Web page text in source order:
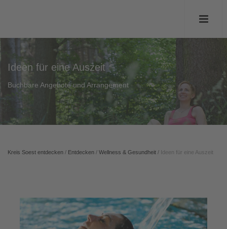
Ideen für eine Auszeit
Buchbare Angebote und Arrangement
Kreis Soest entdecken / Entdecken / Wellness & Gesundheit / Ideen für eine Auszeit